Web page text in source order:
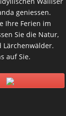
geniessen.
Ihre Ferien im
Sie die Natur,
Lärchenwälder.
auf Sie.